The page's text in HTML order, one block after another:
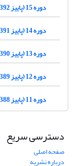
دوره 15 (پاییز 1392-1391)
دوره 14 (پاییز 1391-1390)
دوره 13 (پاییز 1390-1389)
دوره 12 (پاییز 1389-1388)
دوره 11 (پاییز 1388-1387)
دسترسی سریع
صفحه اصلی
درباره نشریه